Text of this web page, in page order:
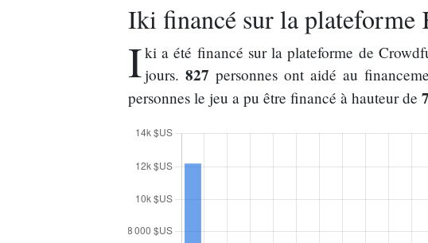
Iki financé sur la plateforme
Iki a été financé sur la plateforme de
jours. 827 personnes ont aidé au
personnes le jeu a pu être financé à hauteur de